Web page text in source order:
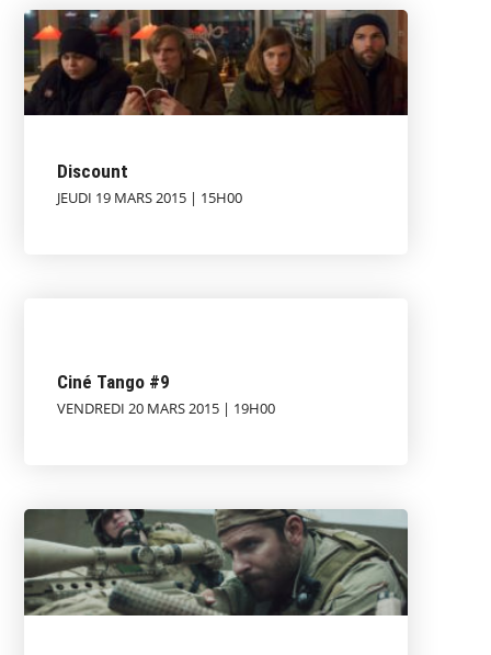
Discount
JEUDI 19 MARS 2015 | 15H00
Ciné Tango #9
VENDREDI 20 MARS 2015 | 19H00